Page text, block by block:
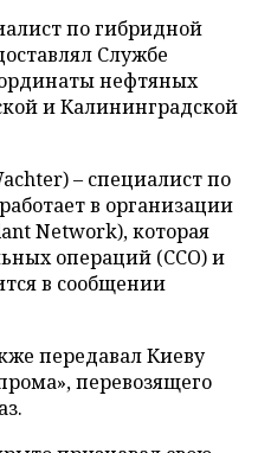
по гибридной
Службе
нефтяных
и Калининградской
– специалист по
в организации
Network), которая
операций (ССО) и
в сообщении
передавал Киеву
перевозящего